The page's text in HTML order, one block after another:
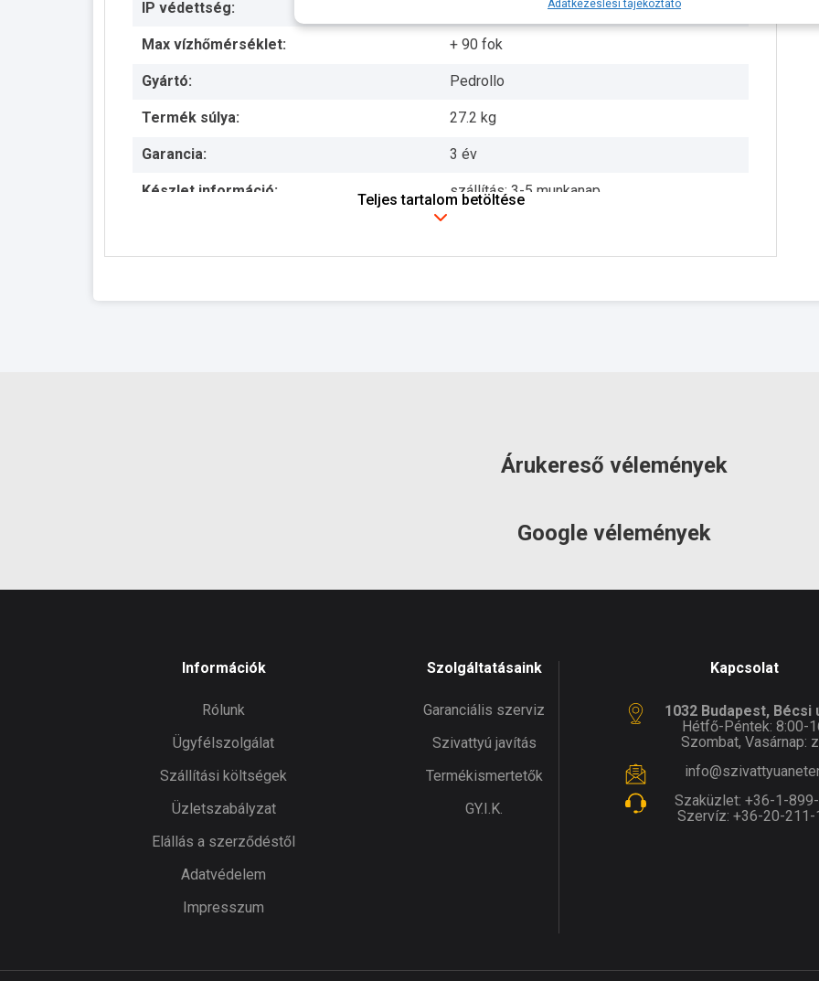
IP védettség:
Max vízhőmérséklet: + 90 fok
Gyártó: Pedrollo
Termék súlya: 27.2 kg
Garancia: 3 év
Készlet információ: szállítás: 3-5 munkanap
Teljes tartalom betöltése
Árukereső vélemények
Google vélemények
Információk
Rólunk
Ügyfélszolgálat
Szállítási költségek
Üzletszabályzat
Elállás a szerződéstől
Adatvédelem
Impresszum
Szolgáltatásaink
Garanciális szerviz
Szivattyú javítás
Termékismertetők
GY.I.K.
Kapcsolat
1032 Budapest, Bécsi
Hétfő-Péntek: 8:00-
Szombat, Vasárnap:
Szaküzlet: +36-1-
Szervíz: +36-20-211-
Adatkezeslési tájékoztató